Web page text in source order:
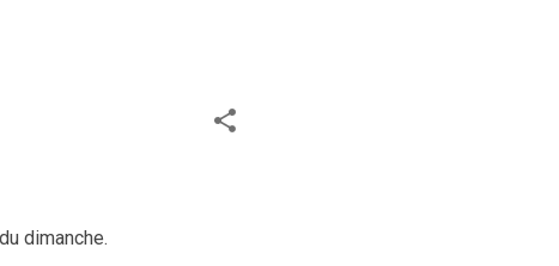
dimanche.